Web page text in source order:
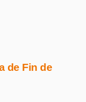
de Fin de